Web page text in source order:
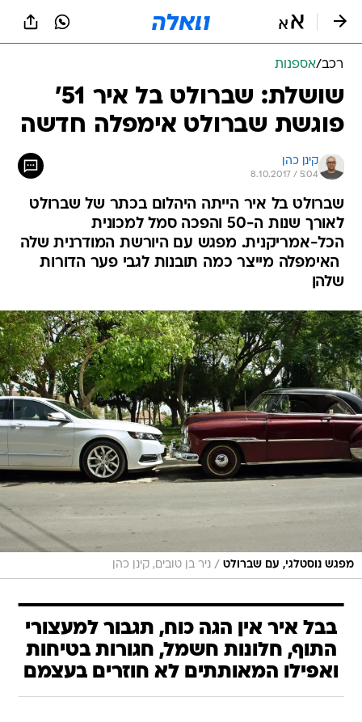
רכב/אספנות
שושלת: שברולט בל איר 51'
פוגשת שברולט אימפלה חדשה
קינן כהן
8.10.2017 / 5:04
שברולט בל איר הייתה היהלום בכתר של שברולט
לאורך שנות ה-50 והפכה סמל למכונית
הכל-אמריקנית. מפגש עם היורשת המודרנית שלה
 האימפלה מייצר כמה תובנות לגבי פער הדורות
שלהן
מפגש נוסטלגי, עם שברולט / ניר בן טובים, קינן כהן
בבל איר אין הגה כוח, תגבור למעצורי
התוף, חלונות חשמל, חגורות בטיחות
ואפילו המאותתים לא חוזרים בעצמם